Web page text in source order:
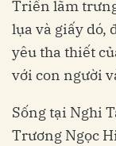
Triển lãm
lụa và giấy dó,
yêu tha thiết
với con người
Sống tại Nghi
Trương Ngọc